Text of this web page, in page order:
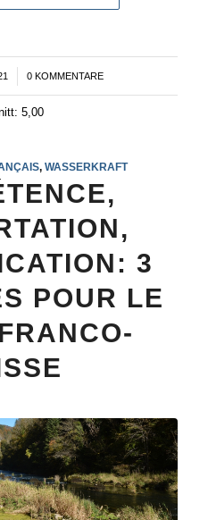
0 KOMMENTARE
5,00
, WASSERKRAFT
3
POUR LE